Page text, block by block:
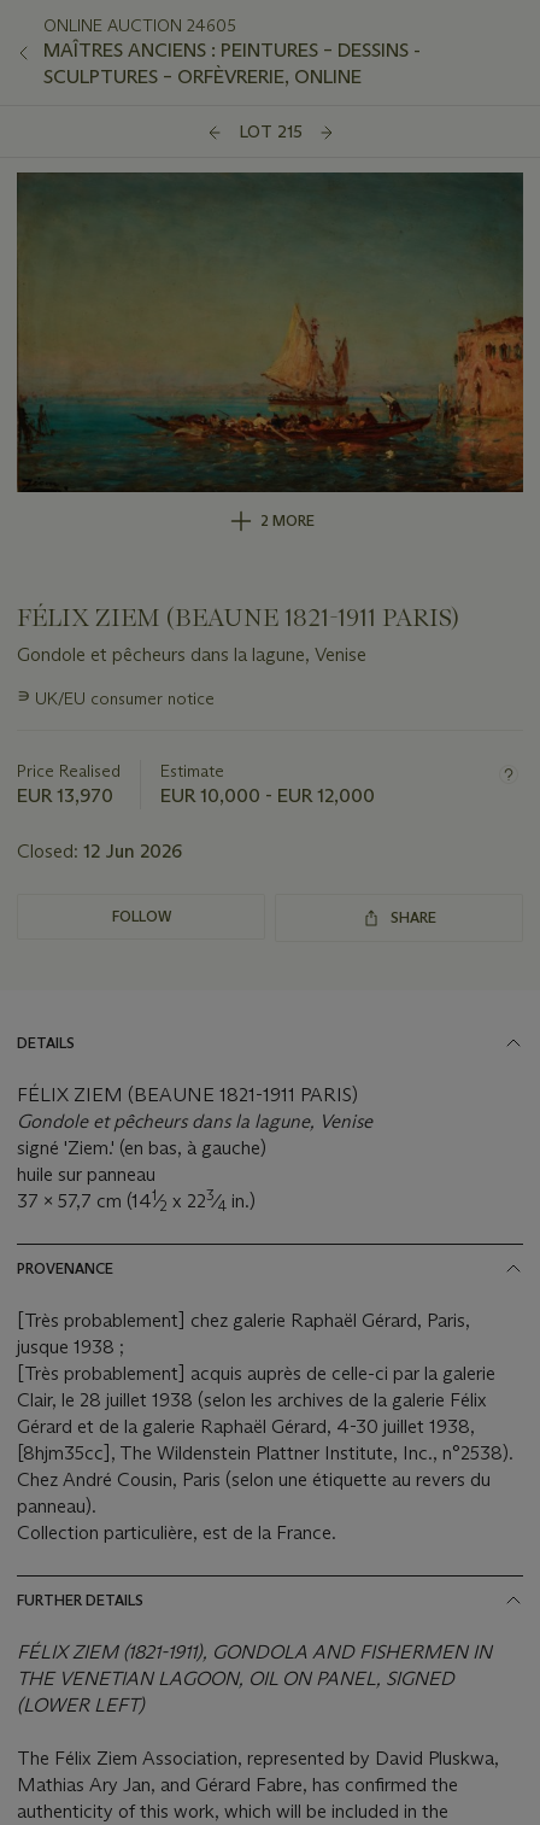
ONLINE AUCTION 24605
MAÎTRES ANCIENS : PEINTURES – DESSINS -
SCULPTURES – ORFÈVRERIE, ONLINE
LOT 215
2 MORE
FÉLIX ZIEM (BEAUNE 1821-1911 PARIS)
Gondole et pêcheurs dans la lagune, Venise
Important
lot
∍ UK/EU consumer notice
Price Realised
EUR 13,970
Estimate
EUR 10,000 - EUR 12,000
Closed: 12 Jun 2026
FOLLOW SHARE
DETAILS
FÉLIX ZIEM (BEAUNE 1821-1911 PARIS)
Gondole et pêcheurs dans la lagune, Venise
signé 'Ziem.' (en bas, à gauche)
huile sur panneau
37 x 57,7 cm (141⁄2 x 223⁄4 in.)
PROVENANCE
[Très probablement] chez galerie Raphaël Gérard, Paris,
jusque 1938 ;
[Très probablement] acquis auprès de celle-ci par la galerie
Clair, le 28 juillet 1938 (selon les archives de la galerie Félix
Gérard et de la galerie Raphaël Gérard, 4-30 juillet 1938,
[8hjm35cc], The Wildenstein Plattner Institute, Inc., n°2538).
Chez André Cousin, Paris (selon une étiquette au revers du
panneau).
Collection particulière, est de la France.
FURTHER DETAILS
FÉLIX ZIEM (1821-1911), GONDOLA AND FISHERMEN IN
THE VENETIAN LAGOON, OIL ON PANEL, SIGNED
(LOWER LEFT)
The Félix Ziem Association, represented by David Pluskwa,
Mathias Ary Jan, and Gérard Fabre, has confirmed the
authenticity of this work, which will be included in the